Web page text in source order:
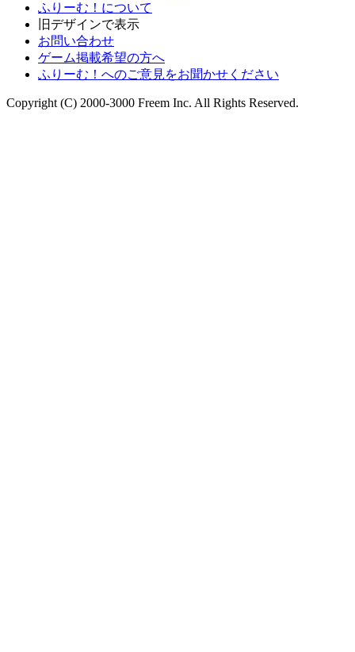
ふりーむ！について
旧デザインで表示
お問い合わせ
ゲーム掲載希望の方へ
ふりーむ！へのご意見をお聞かせください
Copyright (C) 2000-3000 Freem Inc. All Rights Reserved.